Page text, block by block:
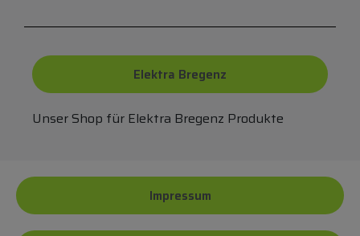
Elektra Bregenz
Unser Shop für Elektra Bregenz Produkte
Impressum